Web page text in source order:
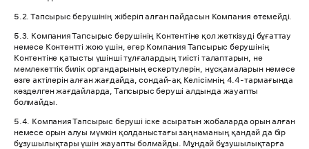
5.2. Тапсырыс берушінің жіберіп алған пайдасын Компания өтемейді.
5.3. Компания Тапсырыс берушінің Контентіне қол жеткізуді бұғаттау
немесе Контентті жою үшін, егер Компания Тапсырыс берушінің
Контентіне қатысты үшінші тұлғалардың тиісті талаптарын, не
мемлекеттік билік органдарының ескертулерін, нұсқамаларын немесе
өзге актілерін алған жағдайда, сондай-ақ Келісімнің 4.4-тармағында
көзделген жағдайларда, Тапсырыс беруші алдында жауапты
болмайды.
5.4. Компания Тапсырыс беруші іске асыратын жобаларда орын алған
немесе орын алуы мүмкін қолданыстағы заңнаманың қандай да бір
бұзушылықтары үшін жауапты болмайды. Мұндай бұзушылықтарға